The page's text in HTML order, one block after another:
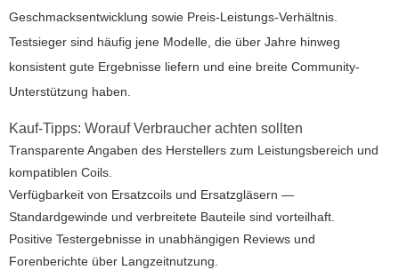
Geschmacksentwicklung sowie Preis-Leistungs-Verhältnis.
Testsieger sind häufig jene Modelle, die über Jahre hinweg
konsistent gute Ergebnisse liefern und eine breite Community-
Unterstützung haben.
Kauf-Tipps: Worauf Verbraucher achten sollten
Transparente Angaben des Herstellers zum Leistungsbereich und
kompatiblen Coils.
Verfügbarkeit von Ersatzcoils und Ersatzgläsern —
Standardgewinde und verbreitete Bauteile sind vorteilhaft.
Positive Testergebnisse in unabhängigen Reviews und
Forenberichte über Langzeitnutzung.